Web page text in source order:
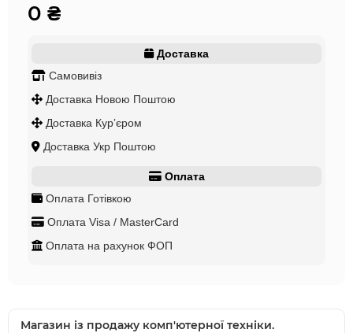
0 ₴
Доставка
Самовивіз
Доставка Новою Поштою
Доставка Курʼєром
Доставка Укр Поштою
Оплата
Оплата Готівкою
Оплата Visa / MasterCard
Оплата на рахунок ФОП
Магазин із продажу комп'ютерної техніки.